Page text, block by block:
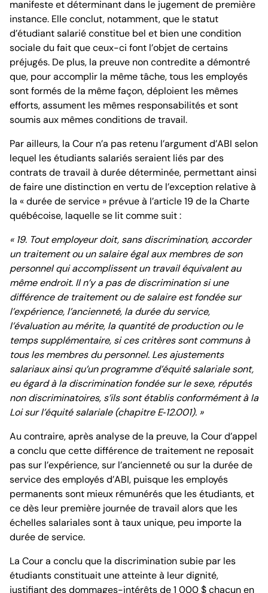
manifeste et déterminant dans le jugement de première
instance. Elle conclut, notamment, que le statut
d’étudiant salarié constitue bel et bien une condition
sociale du fait que ceux-ci font l’objet de certains
préjugés. De plus, la preuve non contredite a démontré
que, pour accomplir la même tâche, tous les employés
sont formés de la même façon, déploient les mêmes
efforts, assument les mêmes responsabilités et sont
soumis aux mêmes conditions de travail.
Par ailleurs, la Cour n’a pas retenu l’argument d’ABI selon
lequel les étudiants salariés seraient liés par des
contrats de travail à durée déterminée, permettant ainsi
de faire une distinction en vertu de l’exception relative à
la « durée de service » prévue à l’article 19 de la Charte
québécoise, laquelle se lit comme suit :
« 19. Tout employeur doit, sans discrimination, accorder
un traitement ou un salaire égal aux membres de son
personnel qui accomplissent un travail équivalent au
même endroit. Il n’y a pas de discriminationsi une
différence de traitement ou de salaireest fondée sur
l’expérience, l’ancienneté, la durée du service,
l’évaluation au mérite, la quantité de production ou le
temps supplémentaire, si ces critères sont communs à
tous les membres du personnel. Les ajustements
salariaux ainsi qu’un programme d’équité salariale sont,
eu égard à la discrimination fondée sur le sexe, réputés
non discriminatoires, s’ils sont établis conformément à la
Loi sur l’équité salariale (chapitre E‐12.001). »
Au contraire, après analyse de la preuve, la Cour d’appel
a conclu que cette différence de traitement ne reposait
pas sur l’expérience, sur l’ancienneté ou sur la durée de
service des employés d’ABI, puisque les employés
permanents sont mieux rémunérés que les étudiants, et
ce dès leur première journée de travail alors que les
échelles salariales sont à taux unique, peu importe la
durée de service.
La Cour a conclu que la discrimination subie par les
étudiants constituait une atteinte à leur dignité,
justifiant des dommages-intérêts de 1 000 $ chacun en